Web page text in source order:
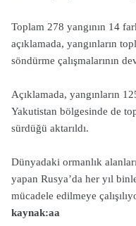
Toplam 278 yangının 14
açıklamada, yangınların
söndürme çalışmalarının
Açıklamada, yangınların
Yakutistan bölgesinde de
sürdüğü aktarıldı.
Dünyadaki ormanlık
yapan Rusya’da her yıl
mücadele edilmeye
kaynak:aa